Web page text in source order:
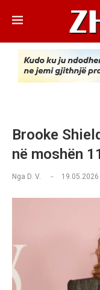
Brooke
në moshën
Nga D. V.